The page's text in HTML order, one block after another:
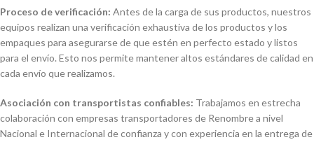
Proceso de verificación: Antes de la carga de sus productos, nuestros
equipos realizan una verificación exhaustiva de los productos y los
empaques para asegurarse de que estén en perfecto estado y listos
para el envío. Esto nos permite mantener altos estándares de calidad en
cada envío que realizamos.
Asociación con transportistas confiables: Trabajamos en estrecha
colaboración con empresas transportadores de Renombre a nivel
Nacional e Internacional de confianza y con experiencia en la entrega de